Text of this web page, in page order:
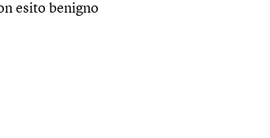
esito benigno